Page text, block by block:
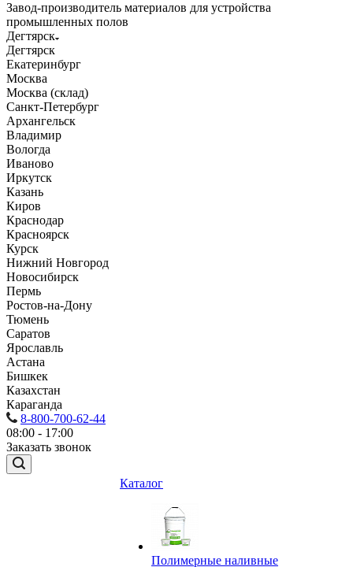
Завод-производитель материалов для устройства
промышленных полов
Дегтярск
Дегтярск
Екатеринбург
Москва
Москва (склад)
Санкт-Петербург
Архангельск
Владимир
Вологда
Иваново
Иркутск
Казань
Киров
Краснодар
Красноярск
Курск
Нижний Новгород
Новосибирск
Пермь
Ростов-на-Дону
Тюмень
Саратов
Ярославль
Астана
Бишкек
Казахстан
Караганда
8-800-700-62-44
08:00 - 17:00
Заказать звонок
Каталог
Полимерные наливные